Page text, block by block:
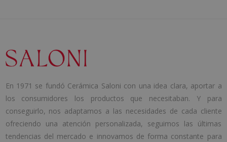
En 1971 se fundó Cerámica Saloni con una idea clara, aportar a
los consumidores los productos que necesitaban. Y para
conseguirlo, nos adaptamos a las necesidades de cada cliente
ofreciendo una atención personalizada, seguimos las últimas
tendencias del mercado e innovamos de forma constante para